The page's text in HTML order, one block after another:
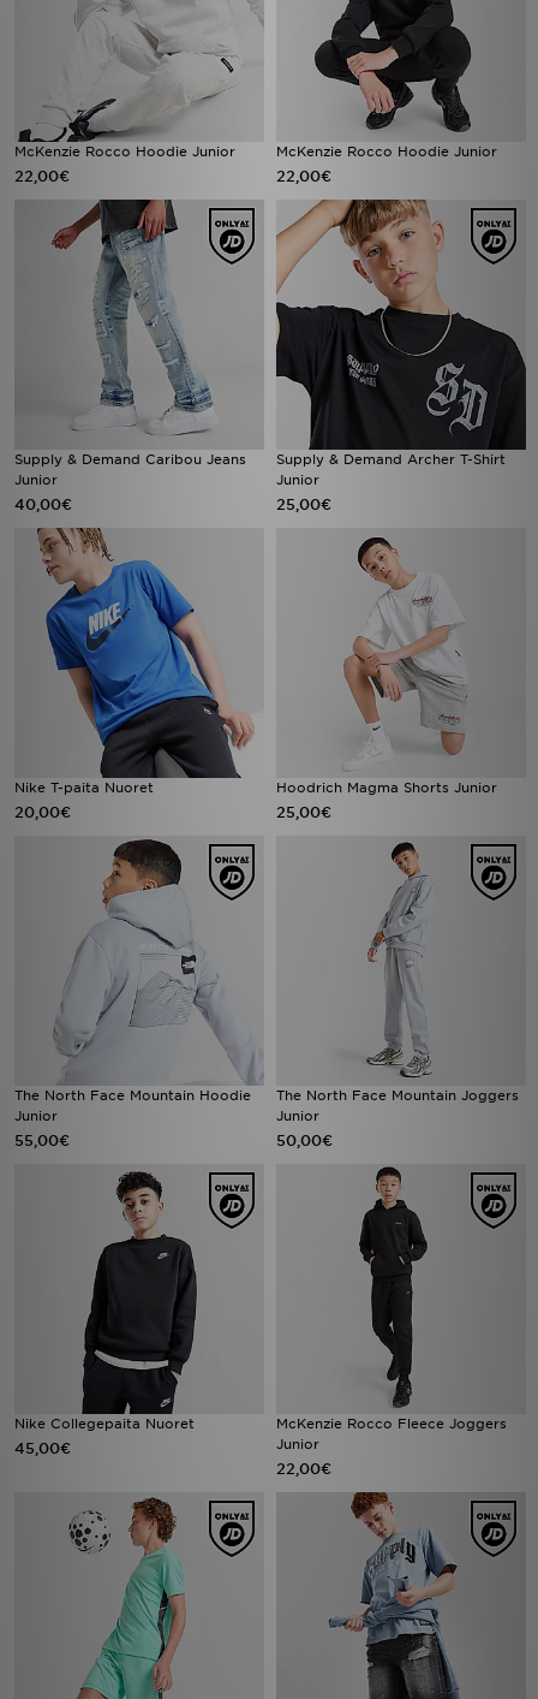
McKenzie Rocco Hoodie Junior
22,00€
McKenzie Rocco Hoodie Junior
22,00€
Supply & Demand Caribou Jeans
Junior
40,00€
Supply & Demand Archer T-Shirt
Junior
25,00€
Nike T-paita Nuoret
20,00€
Hoodrich Magma Shorts Junior
25,00€
The North Face Mountain Hoodie
Junior
55,00€
The North Face Mountain Joggers
Junior
50,00€
Nike Collegepaita Nuoret
45,00€
McKenzie Rocco Fleece Joggers
Junior
22,00€